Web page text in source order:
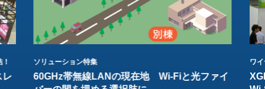
レ
ソリューション特集
60GHz帯無線LANの現在地 Wi-Fiと光ファイ
ワ